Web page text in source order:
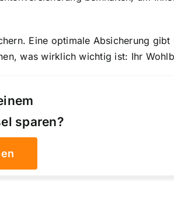
Eine optimale Absicherung gibt
was wirklich wichtig ist: Ihr
sparen?